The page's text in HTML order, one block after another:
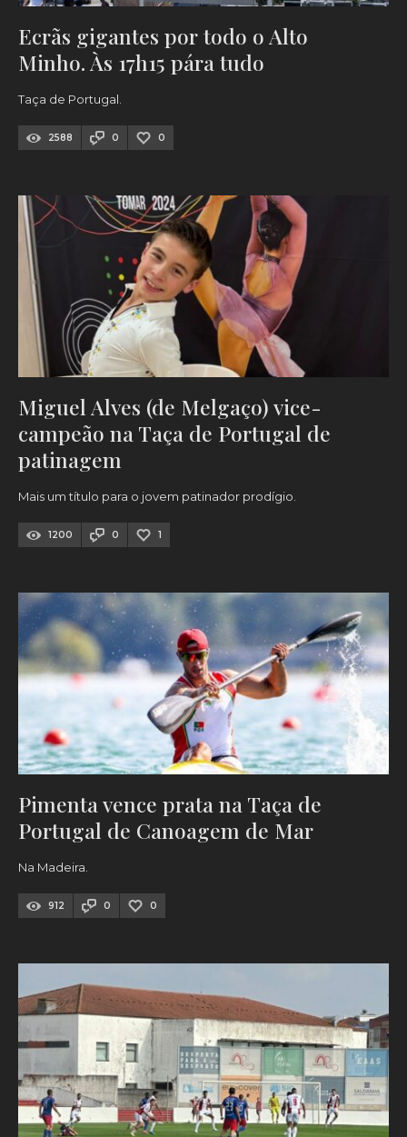
Ecrãs gigantes por todo o Alto
Minho. Às 17h15 pára tudo
Taça de Portugal.
2588 0 0
Miguel Alves (de Melgaço) vice-
campeão na Taça de Portugal de
patinagem
Mais um título para o jovem patinador prodígio.
1200 0 1
Pimenta vence prata na Taça de
Portugal de Canoagem de Mar
Na Madeira.
912 0 0